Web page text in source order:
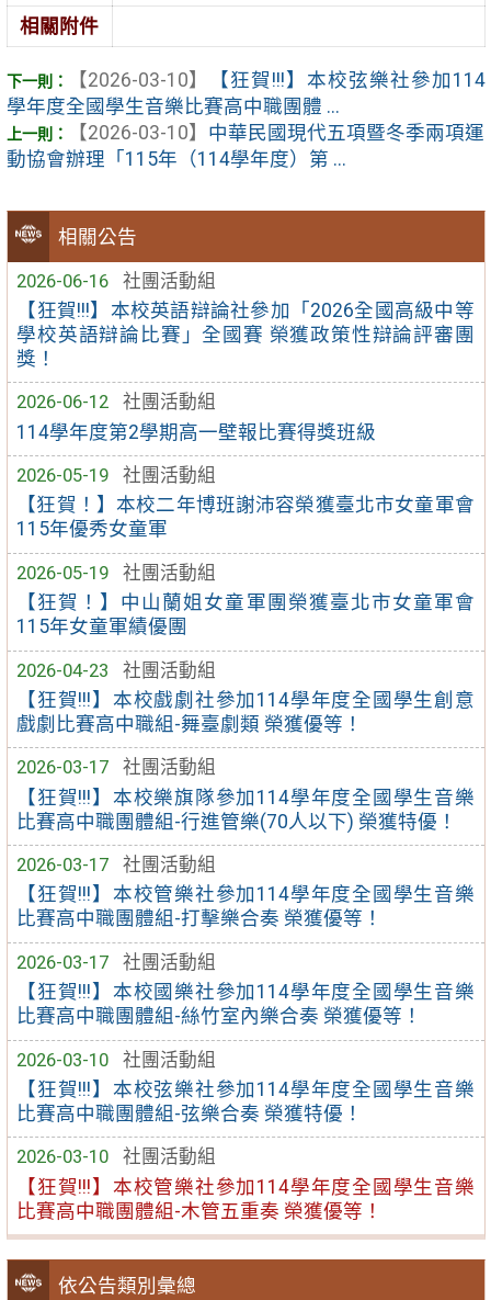
相關公告
2026-06-16
社團活動組
【狂賀!!!】本校英語辯論社參加「2026全國高級中等
學校英語辯論比賽」全國賽 榮獲政策性辯論評審團
獎！
2026-06-12
社團活動組
114學年度第2學期高一壁報比賽得獎班級
2026-05-19
社團活動組
【狂賀！】本校二年博班謝沛容榮獲臺北市女童軍會
115年優秀女童軍
2026-05-19
社團活動組
【狂賀！】中山蘭姐女童軍團榮獲臺北市女童軍會
115年女童軍績優團
2026-04-23
社團活動組
【狂賀!!!】本校戲劇社參加114學年度全國學生創意
戲劇比賽高中職組-舞臺劇類 榮獲優等！
2026-03-17
社團活動組
【狂賀!!!】本校樂旗隊參加114學年度全國學生音樂
比賽高中職團體組-行進管樂(70人以下) 榮獲特優！
2026-03-17
社團活動組
【狂賀!!!】本校管樂社參加114學年度全國學生音樂
比賽高中職團體組-打擊樂合奏 榮獲優等！
2026-03-17
社團活動組
【狂賀!!!】本校國樂社參加114學年度全國學生音樂
比賽高中職團體組-絲竹室內樂合奏 榮獲優等！
2026-03-10
社團活動組
【狂賀!!!】本校弦樂社參加114學年度全國學生音樂
比賽高中職團體組-弦樂合奏 榮獲特優！
2026-03-10
社團活動組
【狂賀!!!】本校管樂社參加114學年度全國學生音樂
比賽高中職團體組-木管五重奏 榮獲優等！
依公告類別彙總
相關附件
【2026-03-10】
【狂賀!!!】本校弦樂社參加114
學年度全國學生音樂比賽高中職團體 ...
【2026-03-10】 中華民國現代五項暨冬季兩項運
動協會辦理「115年（114學年度）第 ...